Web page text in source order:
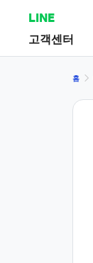
LINE
고객센터
홈